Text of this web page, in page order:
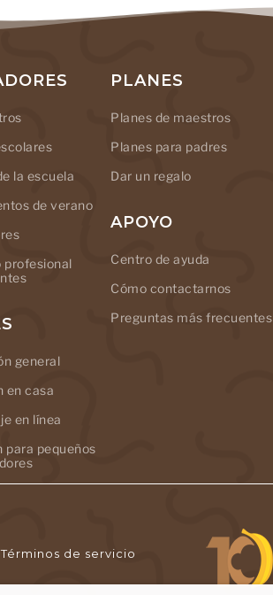
la escuela
de verano
profesional
general
en casa
en línea
para pequeños
PLANES
Planes de maestros
Planes para padres
Dar un regalo
APOYO
Centro de ayuda
Cómo contactarnos
Preguntas más frecuentes
Términos de servicio